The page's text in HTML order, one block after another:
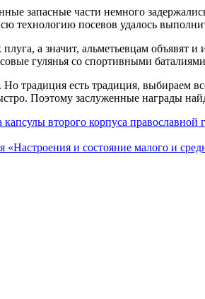
запасные части немного
технологию посевов удалось
а значит, альметьевцам объявят
гулянья со спортивными
традиция есть традиция,
Поэтому заслуженные награды
капсулы второго корпуса православной
и состояние малого и